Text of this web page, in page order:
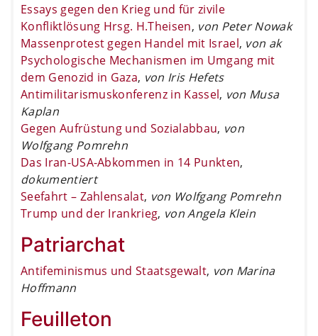
Essays gegen den Krieg und für zivile
Konfliktlösung Hrsg. H.Theisen, von Peter Nowak
Massenprotest gegen Handel mit Israel, von ak
Psychologische Mechanismen im Umgang mit
dem Genozid in Gaza, von Iris Hefets
Antimilitarismuskonferenz in Kassel, von Musa
Kaplan
Gegen Aufrüstung und Sozialabbau, von
Wolfgang Pomrehn
Das Iran-USA-Abkommen in 14 Punkten,
dokumentiert
Seefahrt – Zahlensalat, von Wolfgang Pomrehn
Trump und der Irankrieg, von Angela Klein
Patriarchat
Antifeminismus und Staatsgewalt, von Marina
Hoffmann
Feuilleton